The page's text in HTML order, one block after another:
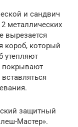
и сандвич
металлических
вырезается
короб, который
утепляют
покрывают
защитный
Мастер».